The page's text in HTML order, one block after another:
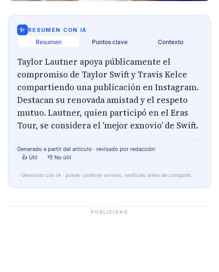
✨ RESUMEN CON IA
Resumen Puntos clave Contexto
Taylor Lautner apoya públicamente el
compromiso de Taylor Swift y Travis Kelce
compartiendo una publicación en Instagram.
Destacan su renovada amistad y el respeto
mutuo. Lautner, quien participó en el Eras
Tour, se considera el 'mejor exnovio' de Swift.
Generado a partir del artículo · revisado por redacción
👍 Útil
👎 No útil
✨ Generado con IA · puede contener errores, verifícalo antes de compartir.
PUBLICIDAD